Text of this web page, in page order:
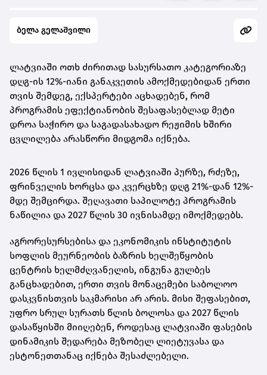
ბელა გელაშვილი
ლატვიაში ოთხ ძირითად სასურსათო კატეგორიაზე
დღგ-ის 12%-იანი განაკვეთის ამოქმედებიდან ერთი
თვის შემდეგ, ექსპერტები აცხადებენ, რომ
პროგრამის ეფექტიანობის შესაფასებლად მეტი
დროა საჭირო და საგადასახადო რეჟიმის ხშირი
ცვლილება არასწორი მიდგომა იქნება.
2026 წლის 1 ივლისიდან ლატვიაში პურზე, რძეზე,
ფრინველის ხორცსა და კვერცხზე დღგ 21%-დან 12%-
მდე შემცირდა. შეღავათი საპილოტე პროგრამის
ნაწილია და 2027 წლის 30 ივნისამდე იმოქმედებს.
აგრორესურსებისა და ეკონომიკის ინსტიტუტის
სოფლის მეურნეობის ბაზრის ხელშეწყობის
ცენტრის ხელმძღვანელის, ინგუნა გულბეს
განცხადებით, ერთი თვის მონაცემები საბოლოო
დასკვნისთვის საკმარისი არ არის. მისი შეფასებით,
უფრო სრულ სურათს წლის ბოლოსა და 2027 წლის
დასაწყისში მიიღებენ, როდესაც ლატვიაში ფასების
დინამიკის შედარება მეზობელ ლიეტუვასა და
ესტონეთთანაც იქნება შესაძლებელი.